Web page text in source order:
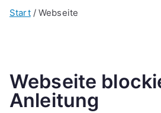
Start Webseite
Webseite
Anleitung